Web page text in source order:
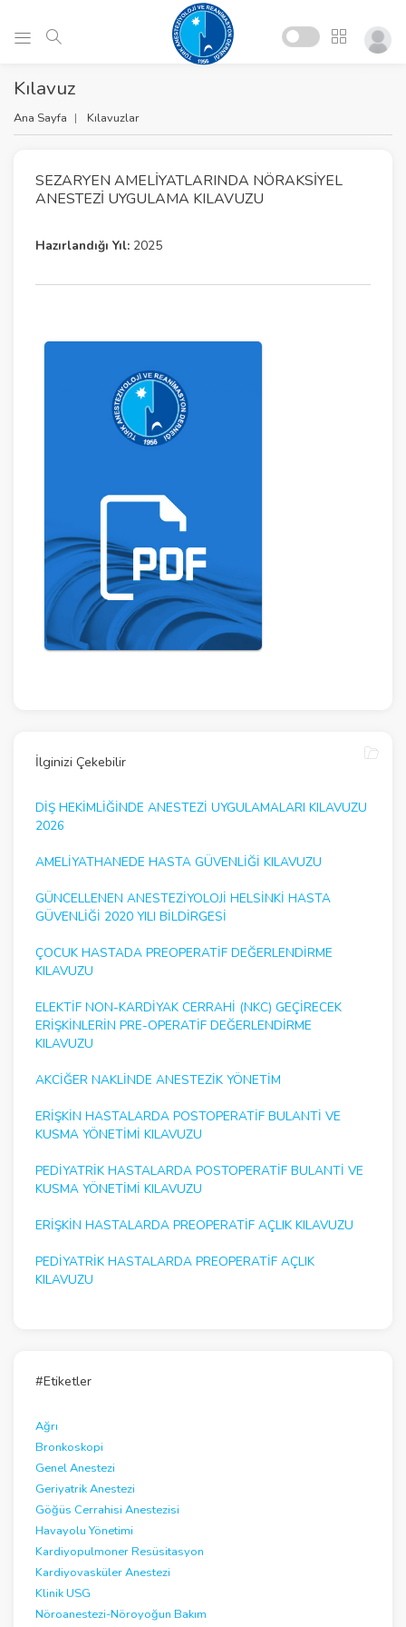
Kılavuz
Ana Sayfa Kılavuzlar
SEZARYEN AMELIYATLARINDA NÖRAKSIYEL
ANESTEZI UYGULAMA KILAVUZU
Hazırlandığı Yıl: 2025
İlginizi Çekebilir
DIŞ HEKIMLIĞINDE ANESTEZI UYGULAMALARI KILAVUZU
2026
AMELIYATHANEDE HASTA GÜVENLIĞI KILAVUZU
GÜNCELLENEN ANESTEZIYOLOJI HELSINKI HASTA
GÜVENLIĞI 2020 YILI BILDIRGESI
ÇOCUK HASTADA PREOPERATIF DEĞERLENDIRME
KILAVUZU
ELEKTIF NON-KARDIYAK CERRAHI (NKC) GEÇIRECEK
ERIŞKINLERIN PRE-OPERATIF DEĞERLENDIRME
KILAVUZU
AKCIĞER NAKLINDE ANESTEZIK YÖNETIM
ERIŞKIN HASTALARDA POSTOPERATIF BULANTI VE
KUSMA YÖNETIMI KILAVUZU
PEDIYATRIK HASTALARDA POSTOPERATIF BULANTI VE
KUSMA YÖNETIMI KILAVUZU
ERIŞKIN HASTALARDA PREOPERATIF AÇLIK KILAVUZU
PEDIYATRIK HASTALARDA PREOPERATIF AÇLIK
KILAVUZU
#Etiketler
Ağrı
Bronkoskopi
Genel Anestezi
Geriyatrik Anestezi
Göğüs Cerrahisi Anestezisi
Havayolu Yönetimi
Kardiyopulmoner Resüsitasyon
Kardiyovasküler Anestezi
Klinik USG
Nöroanestezi-Nöroyoğun Bakım